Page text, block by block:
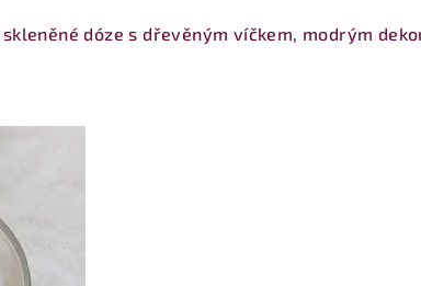
dóze s dřevěným víčkem, modrým